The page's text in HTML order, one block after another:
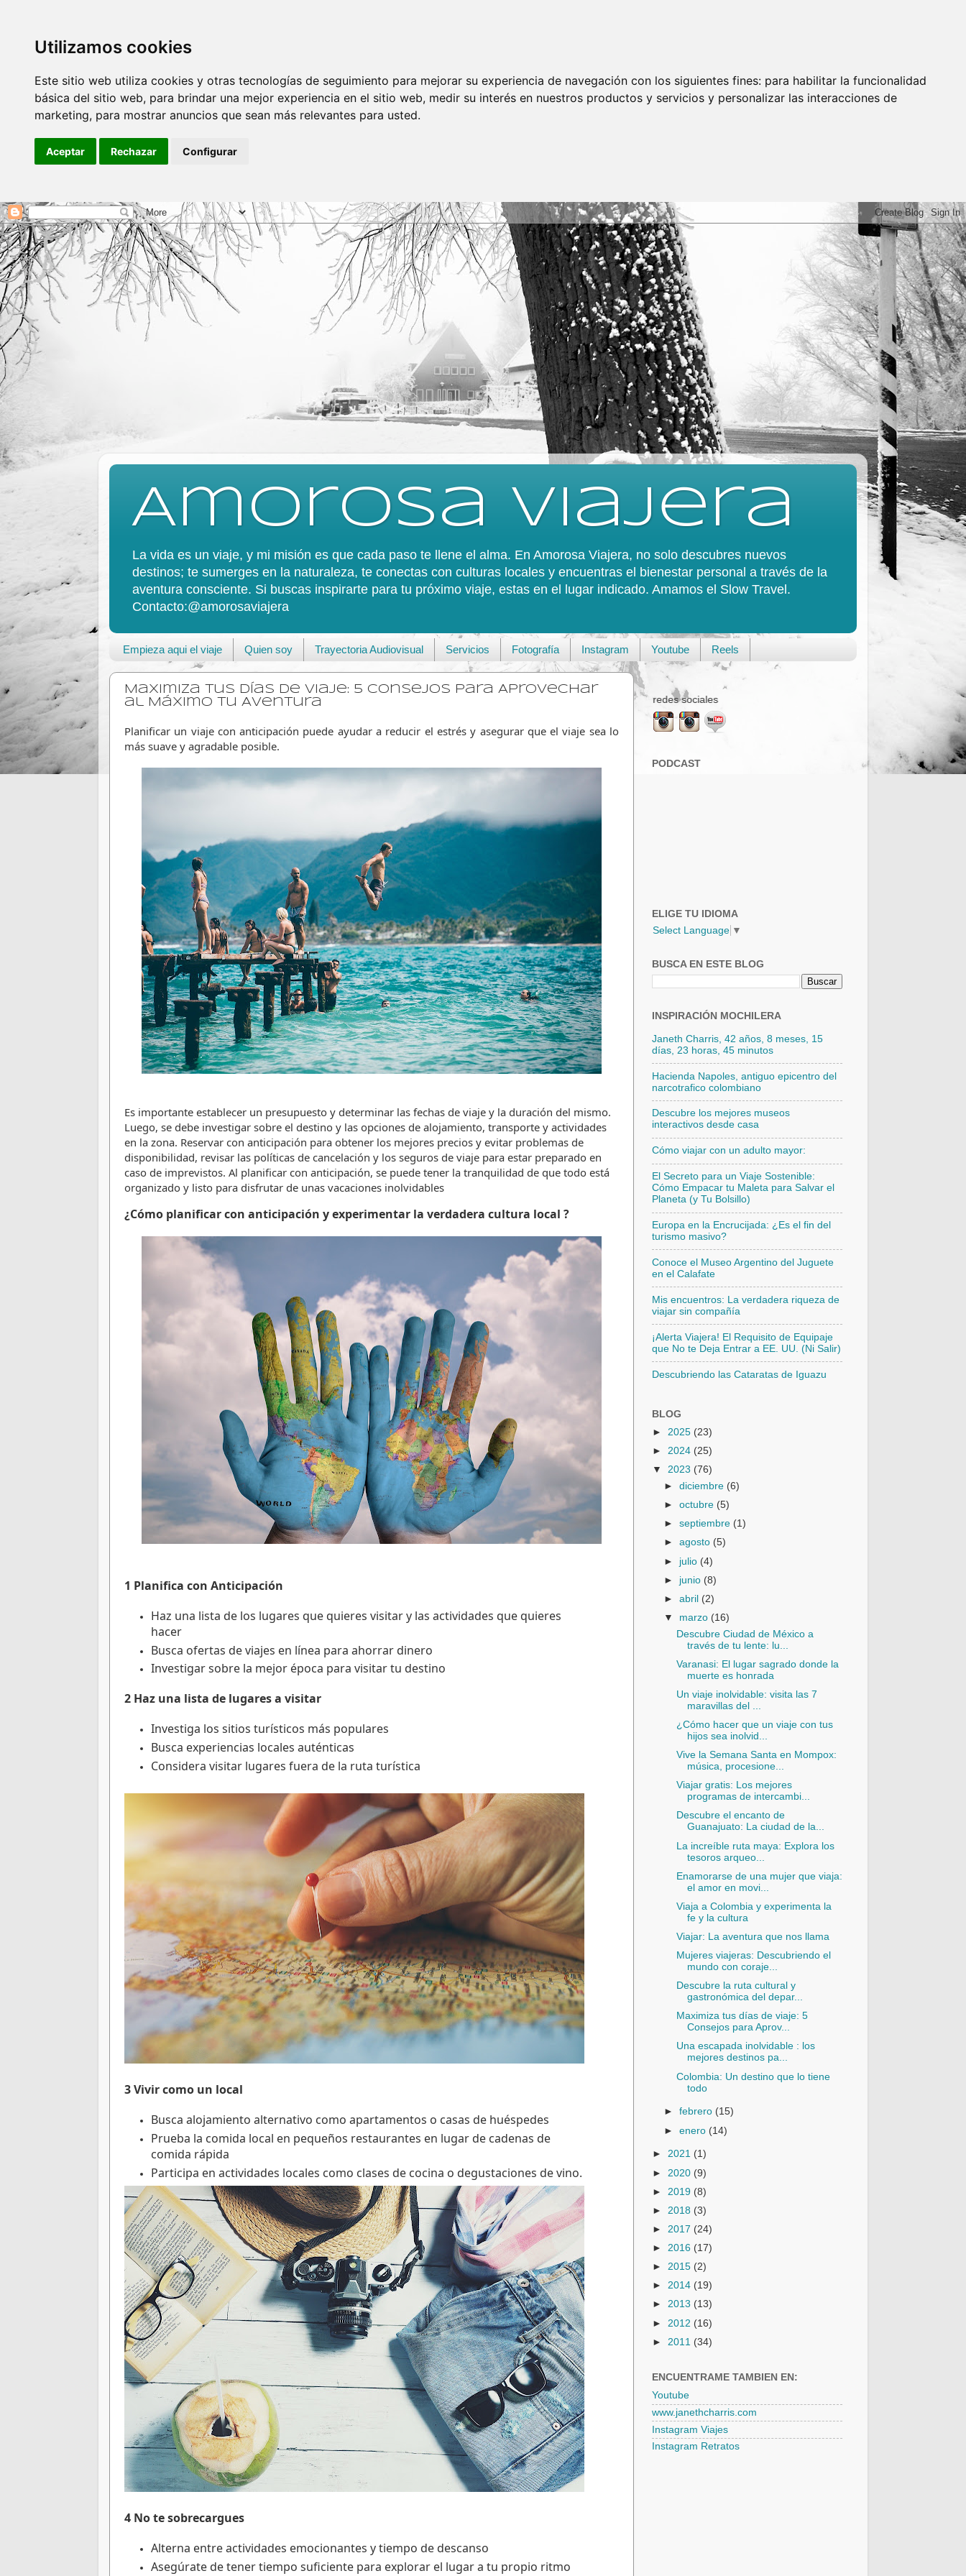
Utilizamos cookies
Este sitio web utiliza cookies y otras tecnologías de seguimiento para mejorar su experiencia de navegación con los siguientes fines: para habilitar la funcionalidad
básica del sitio web, para brindar una mejor experiencia en el sitio web, medir su interés en nuestros productos y servicios y personalizar las interacciones de
marketing, para mostrar anuncios que sean más relevantes para usted.
Aceptar Rechazar Configurar
Amorosa viajera
La vida es un viaje, y mi misión es que cada paso te llene el alma. En Amorosa Viajera, no solo descubres nuevos
destinos; te sumerges en la naturaleza, te conectas con culturas locales y encuentras el bienestar personal a través de la
aventura consciente. Si buscas inspirarte para tu próximo viaje, estas en el lugar indicado. Amamos el Slow Travel.
Contacto:@amorosaviajera
Empieza aqui el viaje Quien soy Trayectoria Audiovisual Servicios Fotografía Instagram Youtube Reels
Maximiza tus días de viaje: 5 Consejos para Aprovechar
al Máximo tu Aventura
Planificar un viaje con anticipación puede ayudar a reducir el estrés y asegurar que el viaje sea lo
más suave y agradable posible.
Es importante establecer un presupuesto y determinar las fechas de viaje y la duración del mismo.
Luego, se debe investigar sobre el destino y las opciones de alojamiento, transporte y actividades
en la zona. Reservar con anticipación para obtener los mejores precios y evitar problemas de
disponibilidad, revisar las políticas de cancelación y los seguros de viaje para estar preparado en
caso de imprevistos. Al planificar con anticipación, se puede tener la tranquilidad de que todo está
organizado y listo para disfrutar de unas vacaciones inolvidables
¿Cómo planificar con anticipación y experimentar la verdadera cultura local ?
1 Planifica con Anticipación
Haz una lista de los lugares que quieres visitar y las actividades que quieres
hacer
Busca ofertas de viajes en línea para ahorrar dinero
Investigar sobre la mejor época para visitar tu destino
2 Haz una lista de lugares a visitar
Investiga los sitios turísticos más populares
Busca experiencias locales auténticas
Considera visitar lugares fuera de la ruta turística
3 Vivir como un local
Busca alojamiento alternativo como apartamentos o casas de huéspedes
Prueba la comida local en pequeños restaurantes en lugar de cadenas de
comida rápida
Participa en actividades locales como clases de cocina o degustaciones de vino.
4 No te sobrecargues
Alterna entre actividades emocionantes y tiempo de descanso
Asegúrate de tener tiempo suficiente para explorar el lugar a tu propio ritmo
Sigue mis viajes en las redes
PODCAST
ELIGE TU IDIOMA
Select Language ▼
BUSCA EN ESTE BLOG
INSPIRACIÓN MOCHILERA
Janeth Charris, 42 años, 8 meses, 15
días, 23 horas, 45 minutos
Hacienda Napoles, antiguo epicentro del
narcotrafico colombiano
Descubre los mejores museos
interactivos desde casa
Cómo viajar con un adulto mayor:
El Secreto para un Viaje Sostenible:
Cómo Empacar tu Maleta para Salvar el
Planeta (y Tu Bolsillo)
Europa en la Encrucijada: ¿Es el fin del
turismo masivo?
Conoce el Museo Argentino del Juguete
en el Calafate
Mis encuentros: La verdadera riqueza de
viajar sin compañía
¡Alerta Viajera! El Requisito de Equipaje
que No te Deja Entrar a EE. UU. (Ni Salir)
Descubriendo las Cataratas de Iguazu
BLOG
► 2025 (23)
► 2024 (25)
▼ 2023 (76)
►diciembre (6)
►octubre (5)
►septiembre (1)
►agosto (5)
► julio (4)
► junio (8)
►abril (2)
▼ marzo (16)
Descubre Ciudad de México a
través de tu lente: lu...
Varanasi: El lugar sagrado donde la
muerte es honrada
Un viaje inolvidable: visita las 7
maravillas del ...
¿Cómo hacer que un viaje con tus
hijos sea inolvid...
Vive la Semana Santa en Mompox:
música, procesione...
Viajar gratis: Los mejores
programas de intercambi...
Descubre el encanto de
Guanajuato: La ciudad de la...
La increíble ruta maya: Explora los
tesoros arqueo...
Enamorarse de una mujer que viaja:
el amor en movi...
Viaja a Colombia y experimenta la
fe y la cultura
Viajar: La aventura que nos llama
Mujeres viajeras: Descubriendo el
mundo con coraje...
Descubre la ruta cultural y
gastronómica del depar...
Maximiza tus días de viaje: 5
Consejos para Aprov...
Una escapada inolvidable : los
mejores destinos pa...
Colombia: Un destino que lo tiene
todo
►febrero (15)
►enero (14)
► 2021 (1)
► 2020 (9)
► 2019 (8)
► 2018 (3)
► 2017 (24)
► 2016 (17)
► 2015 (2)
► 2014 (19)
► 2013 (13)
► 2012 (16)
► 2011 (34)
ENCUENTRAME TAMBIEN EN:
Youtube
www.janethcharris.com
Instagram Viajes
Instagram Retratos